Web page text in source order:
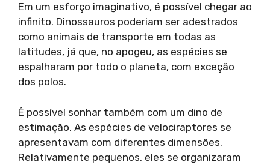
Em um esforço imaginativo, é possível chegar ao
infinito. Dinossauros poderiam ser adestrados
como animais de transporte em todas as
latitudes, já que, no apogeu, as espécies se
espalharam por todo o planeta, com exceção
dos polos.
É possível sonhar também com um dino de
estimação. As espécies de velociraptores se
apresentavam com diferentes dimensões.
Relativamente pequenos, eles se organizaram